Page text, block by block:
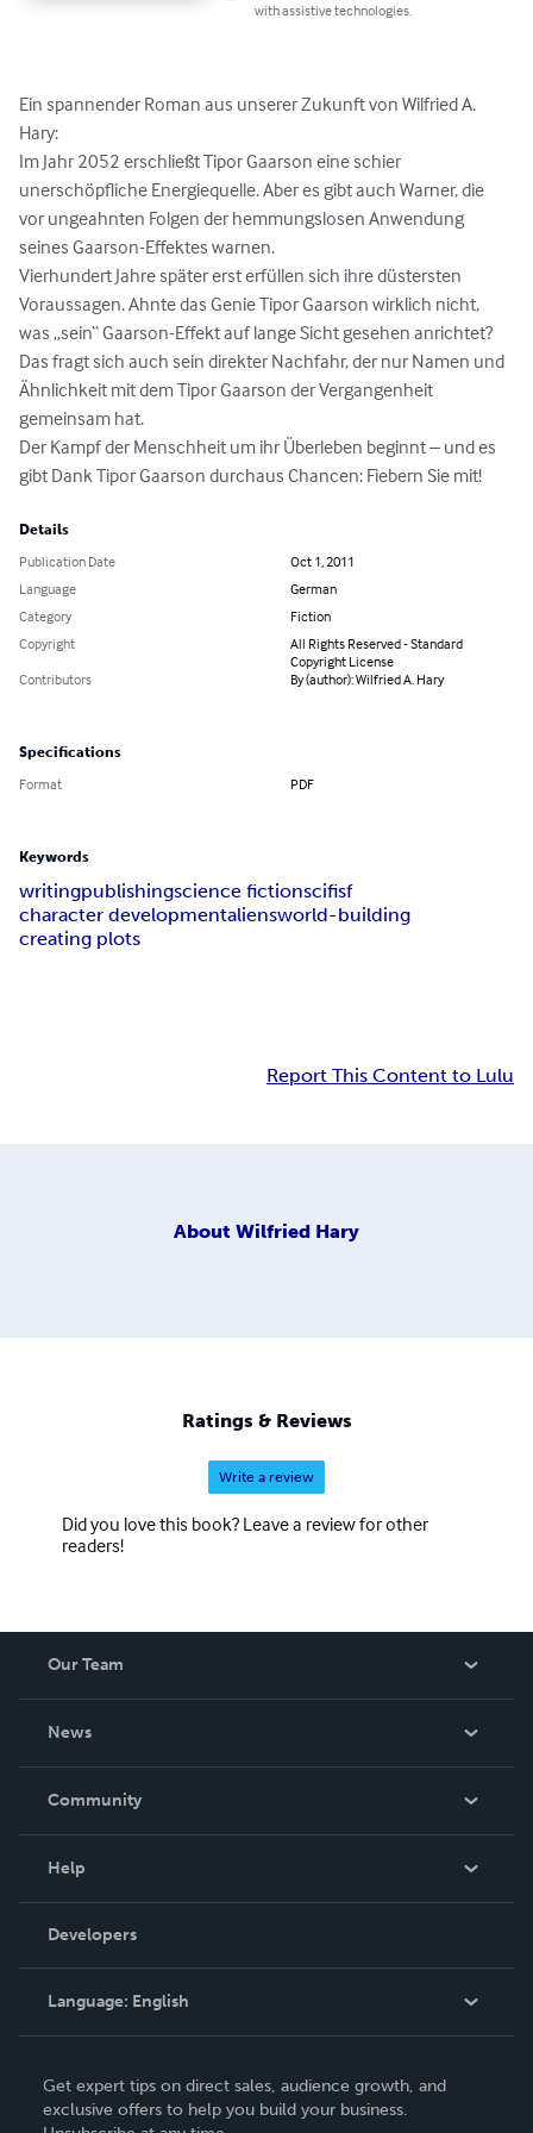
with assistive technologies.
Ein spannender Roman aus unserer Zukunft von Wilfried A.
Hary:
Im Jahr 2052 erschließt Tipor Gaarson eine schier
unerschöpfliche Energiequelle. Aber es gibt auch Warner, die
vor ungeahnten Folgen der hemmungslosen Anwendung
seines Gaarson-Effektes warnen.
Vierhundert Jahre später erst erfüllen sich ihre düstersten
Voraussagen. Ahnte das Genie Tipor Gaarson wirklich nicht,
was „sein“ Gaarson-Effekt auf lange Sicht gesehen anrichtet?
Das fragt sich auch sein direkter Nachfahr, der nur Namen und
Ähnlichkeit mit dem Tipor Gaarson der Vergangenheit
gemeinsam hat.
Der Kampf der Menschheit um ihr Überleben beginnt – und es
gibt Dank Tipor Gaarson durchaus Chancen: Fiebern Sie mit!
Details
Publication Date
Oct 1, 2011
Language
German
Category
Fiction
Copyright
All Rights Reserved - Standard
Copyright License
Contributors
By (author): Wilfried A. Hary
Specifications
Format PDF
Keywords
writingpublishingscience fictionscifisf
character developmentaliensworld-building
creating plots
Report This Content to Lulu
About Wilfried Hary
Ratings & Reviews
Write a review
Did you love this book? Leave a review for other
readers!
Our Team
News
In The News
Community
Podcast
Help
Order Lookup
Knowledge Base
Contact Support
Developers
Language: English
Deutsch
Get expert tips on direct sales, audience growth, and
exclusive offers to help you build your business.